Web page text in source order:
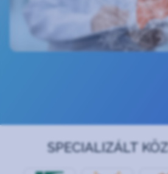
SPECIALIZÁLT